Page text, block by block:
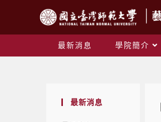
最新消息 學院簡介
最新消息